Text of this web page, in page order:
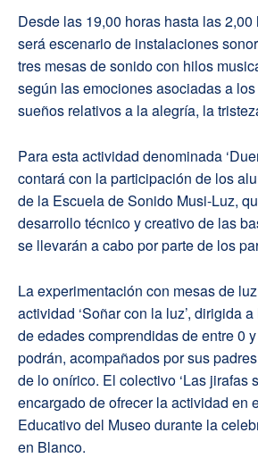
Desde las 19,00 horas hasta las
será escenario de instalaciones
tres mesas de sonido con hilos
según las emociones asociadas a
sueños relativos a la alegría, la
Para esta actividad denominada
contará con la participación de los
de la Escuela de Sonido Musi-Luz,
desarrollo técnico y creativo de las
se llevarán a cabo por parte de los
La experimentación con mesas de
actividad ‘Soñar con la luz’, dirigida
de edades comprendidas de entre 0
podrán, acompañados por sus
de lo onírico. El colectivo ‘Las jirafas
encargado de ofrecer la actividad en
Educativo del Museo durante la
en Blanco.